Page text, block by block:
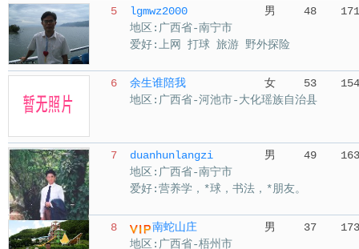
5 lgmwz2000 男 48
171
地区:广西省-南宁市
爱好:上网 打球 旅游 野外探险
6 余生谁陪我 女 53
154
地区:广西省-河池市-大化瑶族自治县
7 duanhunlangzi 男 49
163
地区:广西省-南宁市
爱好:营养学，*球，书法，*朋友。
8 南蛇山庄 男 37
173
地区:广西省-梧州市